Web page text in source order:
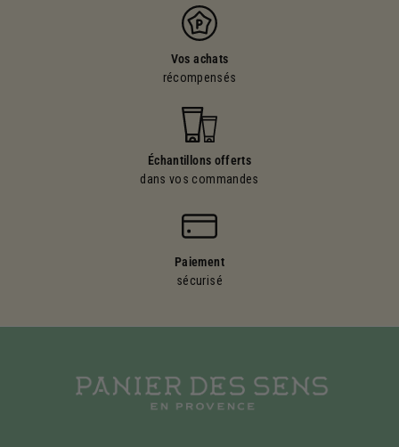
Vos achats
récompensés
Échantillons offerts
dans vos commandes
Paiement
sécurisé